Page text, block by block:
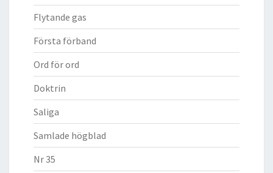
Flytande gas
Första förband
Ord för ord
Doktrin
Saliga
Samlade högblad
Nr 35